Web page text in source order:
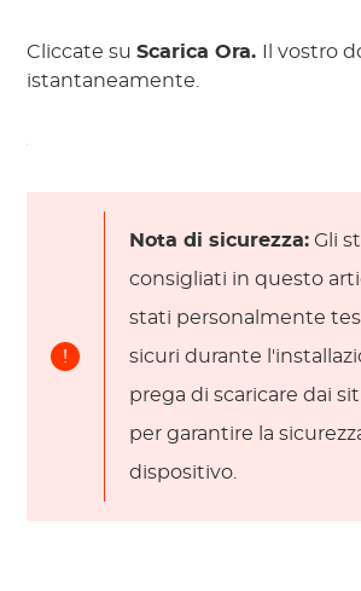
Cliccate suScarica Ora. Il vostro
istantaneamente.
!
Nota di sicurezza: Gli
consigliati in questo
stati personalmente
sicuri durante
prega di scaricare dai
per garantire la
dispositivo.